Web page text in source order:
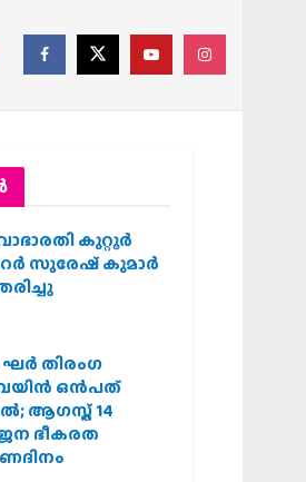
കുറ്റൂർ
സുരേഷ് കുമാർ
തിരംഗ
ഒന്‍പത്
ആഗസ്ത് 14
ഭീകരത